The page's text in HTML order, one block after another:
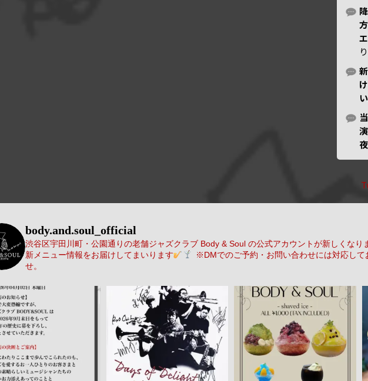
り
夜
body.and.soul_official
渋谷区宇田川町・公園通りの老舗ジャズクラブ Body & Soul の公式アカウントが新しくなり
新メニュー情報をお届けしてまいります
※DMでのご予約・お問い合わせには対応して
せ。